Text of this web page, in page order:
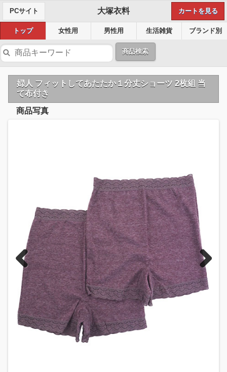
PCサイト 大塚衣料 カートを見る
トップ 女性用 男性用 生活雑貨 ブランド別
商品検索
婦人 フィットしてあたたか１分丈ショーツ 2枚組 当
て布付き
商品写真
Previous Next